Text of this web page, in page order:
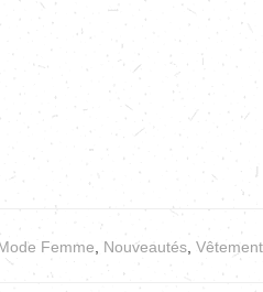
Femme, Nouveautés,